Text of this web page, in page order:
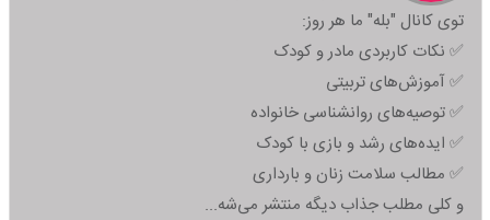
توی کانال "بله" ما هر روز:
✅ نکات کاربردی مادر و کودک
✅ آموزش‌های تربیتی
✅ توصیه‌های روانشناسی خانواده
✅ ایده‌های رشد و بازی با کودک
✅ مطالب سلامت زنان و بارداری
و کلی مطلب جذاب دیگه منتشر می‌شه...